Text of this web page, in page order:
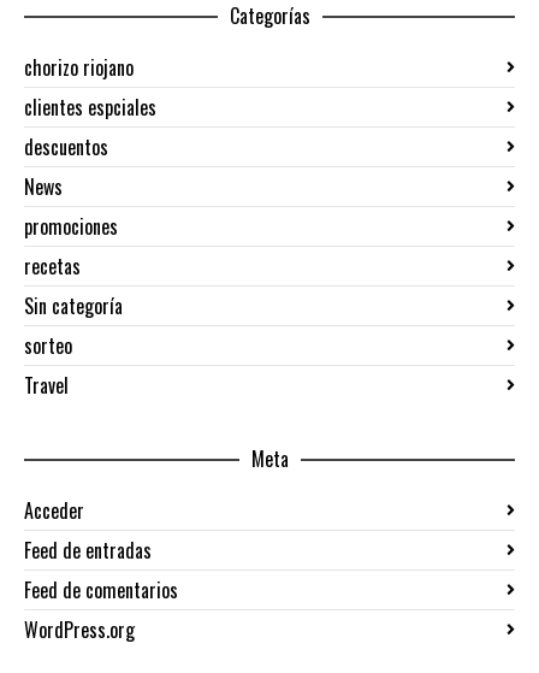
Categorías
chorizo riojano
clientes espciales
descuentos
News
promociones
recetas
Sin categoría
sorteo
Travel
Meta
Acceder
Feed de entradas
Feed de comentarios
WordPress.org